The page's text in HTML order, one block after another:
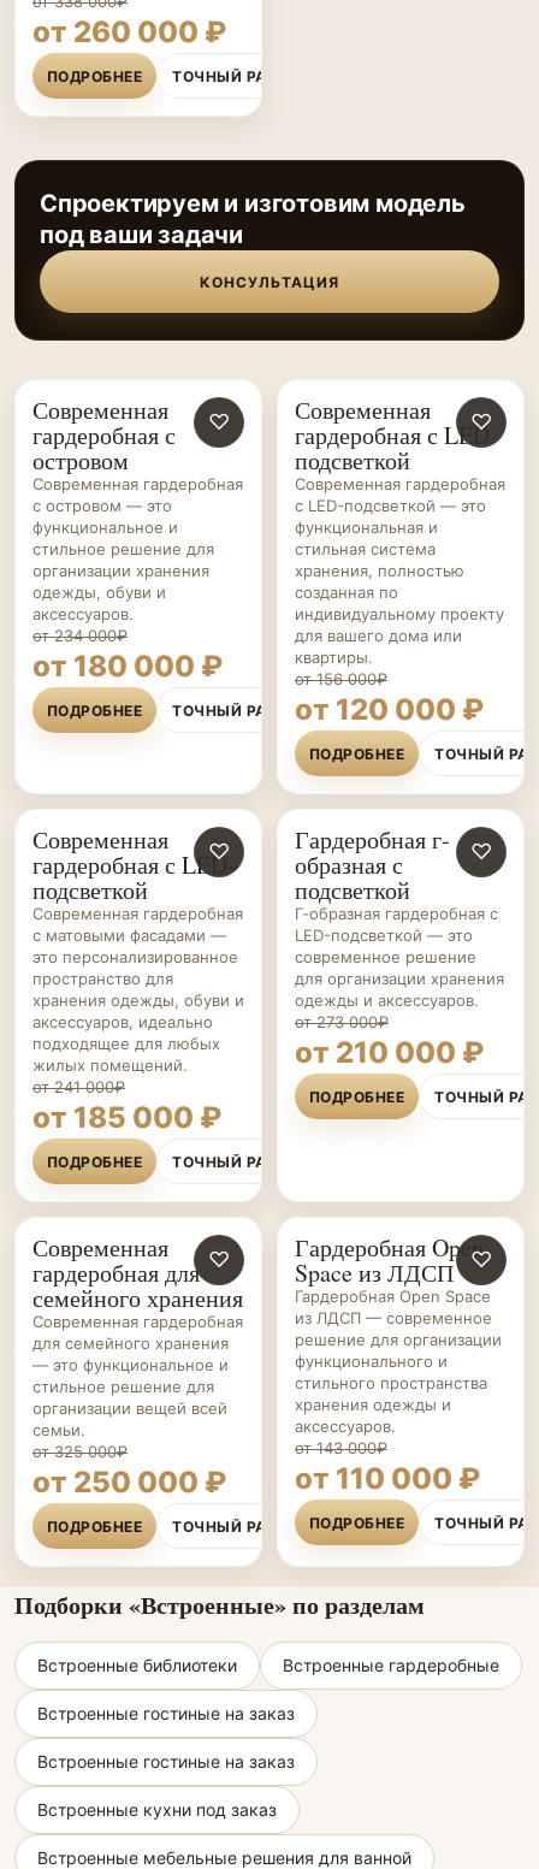
от 260 000 ₽
ПОДРОБНЕЕ ТОЧНЫЙ РАСЧЁТ
Спроектируем и изготовим модель
под ваши задачи
КОНСУЛЬТАЦИЯ
ГАРДЕРОБНЫЕ НА ЗАКАЗ
♡
Современная
гардеробная с
островом
Современная гардеробная
с островом — это
функциональное и
стильное решение для
организации хранения
одежды, обуви и
аксессуаров.
от 234 000₽
от 180 000 ₽
ПОДРОБНЕЕ ТОЧНЫЙ РАСЧЁТ
ГАРДЕРОБНЫЕ НА ЗАКАЗ
♡
Современная
гардеробная с LED
подсветкой
Современная гардеробная
с LED-подсветкой — это
функциональная и
стильная система
хранения, полностью
созданная по
индивидуальному проекту
для вашего дома или
квартиры.
от 156 000₽
от 120 000 ₽
ПОДРОБНЕЕ ТОЧНЫЙ
ГАРДЕРОБНЫЕ НА ЗАКАЗ
♡
Современная
гардеробная с LED-
подсветкой
Современная гардеробная
с матовыми фасадами —
это персонализированное
пространство для
хранения одежды, обуви и
аксессуаров, идеально
подходящее для любых
жилых помещений.
от 241 000₽
от 185 000 ₽
ПОДРОБНЕЕ ТОЧНЫЙ РАСЧЁТ
ГАРДЕРОБНЫЕ НА ЗАКАЗ
♡
Гардеробная г-
образная с
подсветкой
Г-образная гардеробная с
LED-подсветкой — это
современное решение
для организации хранения
одежды и аксессуаров.
от 273 000₽
от 210 000 ₽
ПОДРОБНЕЕ ТОЧНЫЙ
ГАРДЕРОБНЫЕ НА ЗАКАЗ
♡
Современная
гардеробная для
семейного хранения
Современная гардеробная
для семейного хранения
— это функциональное и
стильное решение для
организации вещей всей
семьи.
от 325 000₽
от 250 000 ₽
ПОДРОБНЕЕ ТОЧНЫЙ РАСЧЁТ
ГАРДЕРОБНЫЕ НА ЗАКАЗ
♡
Гардеробная Open
Space из ЛДСП
Гардеробная Open Space
из ЛДСП — современное
решение для организации
функционального и
стильного пространства
хранения одежды и
аксессуаров.
от 143 000₽
от 110 000 ₽
ПОДРОБНЕЕ ТОЧНЫЙ
Подборки «Встроенные» по разделам
Встроенные библиотеки Встроенные гардеробные
Встроенные гостиные на заказ
Встроенные гостиные на заказ
Встроенные кухни под заказ
Встроенные мебельные решения для ванной